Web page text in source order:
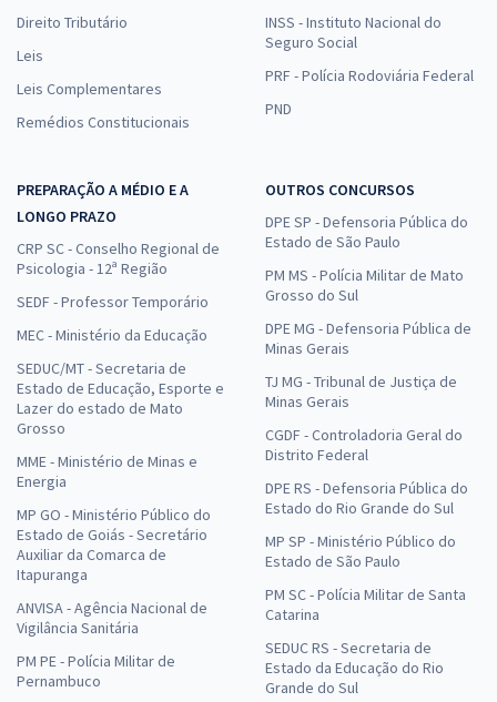
Direito Tributário
Leis
Leis Complementares
Remédios Constitucionais
INSS - Instituto Nacional do
Seguro Social
PRF - Polícia Rodoviária Federal
PND
PREPARAÇÃO A MÉDIO E A
LONGO PRAZO
CRP SC - Conselho Regional de
Psicologia - 12ª Região
SEDF - Professor Temporário
MEC - Ministério da Educação
SEDUC/MT - Secretaria de
Estado de Educação, Esporte e
Lazer do estado de Mato
Grosso
MME - Ministério de Minas e
Energia
MP GO - Ministério Público do
Estado de Goiás - Secretário
Auxiliar da Comarca de
Itapuranga
ANVISA - Agência Nacional de
Vigilância Sanitária
PM PE - Polícia Militar de
Pernambuco
OUTROS CONCURSOS
DPE SP - Defensoria Pública do
Estado de São Paulo
PM MS - Polícia Militar de Mato
Grosso do Sul
DPE MG - Defensoria Pública de
Minas Gerais
TJ MG - Tribunal de Justiça de
Minas Gerais
CGDF - Controladoria Geral do
Distrito Federal
DPE RS - Defensoria Pública do
Estado do Rio Grande do Sul
MP SP - Ministério Público do
Estado de São Paulo
PM SC - Polícia Militar de Santa
Catarina
SEDUC RS - Secretaria de
Estado da Educação do Rio
Grande do Sul